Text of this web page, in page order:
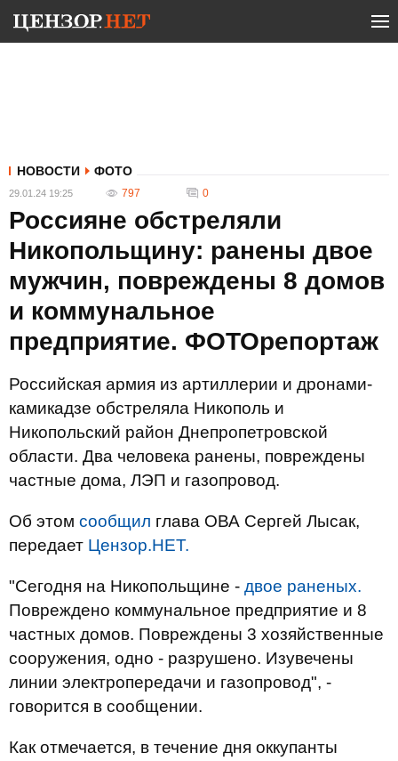
НОВОСТИ ФОТО
29.01.24 19:25 797 0
Россияне обстреляли
Никопольщину: ранены двое
мужчин, повреждены 8 домов
и коммунальное
предприятие. ФОТОрепортаж
Российская армия из артиллерии и дронами-
камикадзе обстреляла Никополь и
Никопольский район Днепропетровской
области. Два человека ранены, повреждены
частные дома, ЛЭП и газопровод.
Об этом сообщил глава ОВА Сергей Лысак,
передает Цензор.НЕТ.
"Сегодня на Никопольщине - двое раненых.
Повреждено коммунальное предприятие и 8
частных домов. Повреждены 3 хозяйственные
сооружения, одно - разрушено. Изувечены
линии электропередачи и газопровод", -
говорится в сообщении.
Как отмечается, в течение дня оккупанты